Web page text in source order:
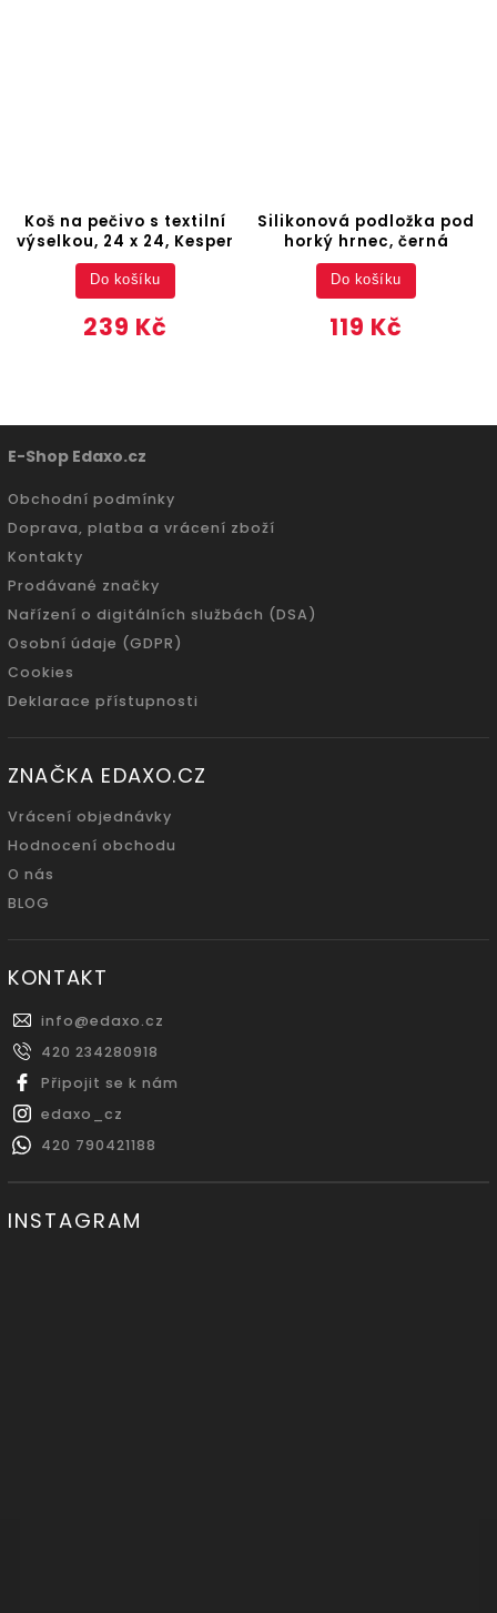
Koš na pečivo s textilní
výselkou, 24 x 24, Kesper
239 Kč
Do košíku
Silikonová podložka pod
horký hrnec, černá
119 Kč
Do košíku
E-Shop Edaxo.cz
Obchodní podmínky
Doprava, platba a vrácení zboží
Kontakty
Prodávané značky
Nařízení o digitálních službách (DSA)
Osobní údaje (GDPR)
Cookies
Deklarace přístupnosti
ZNAČKA EDAXO.CZ
Vrácení objednávky
Hodnocení obchodu
O nás
BLOG
KONTAKT
info@edaxo.cz
420 234280918
Připojit se k nám
edaxo_cz
420 790421188
INSTAGRAM